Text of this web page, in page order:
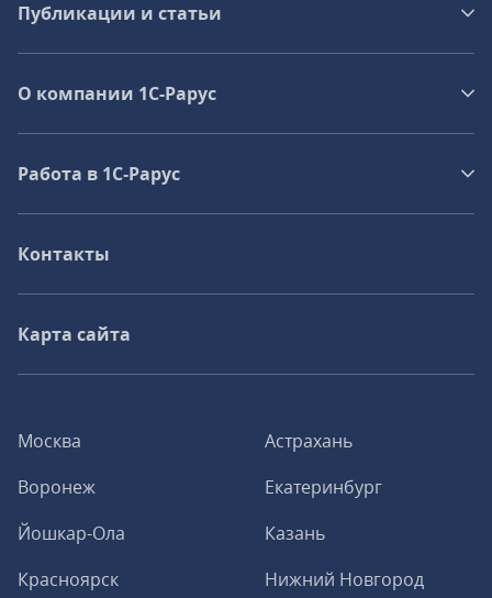
Москва
Астрахань
Воронеж
Екатеринбург
Йошкар-Ола
Казань
Красноярск
Нижний Новгород
Публикации и статьи
О компании 1C-Рарус
Работа в 1С‑Рарус
Контакты
Карта сайта